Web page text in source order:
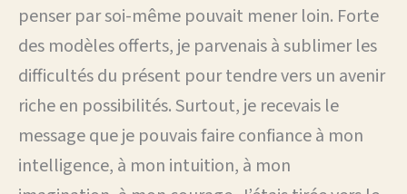
penser par soi-même pouvait mener loin. Forte
des modèles offerts, je parvenais à sublimer les
difficultés du présent pour tendre vers un avenir
riche en possibilités. Surtout, je recevais le
message que je pouvais faire confiance à mon
intelligence, à mon intuition, à mon